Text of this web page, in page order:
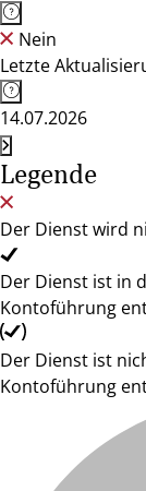
Nein
Letzte
14.07.2026
Legende
Der Dienst wird
Der Dienst ist in
Kontoführung
Der Dienst ist
Kontoführung